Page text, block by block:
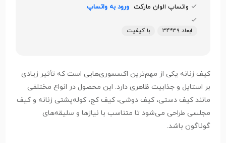
واتساپ الوان مارکت ورود به واتساپ
ابعاد 39*34 با کیفیت
کیف زنانه یکی از مهم‌ترین اکسسوری‌هایی است که تأثیر زیادی
بر استایل و جذابیت ظاهری دارد. این محصول در انواع مختلفی
مانند کیف دستی، کیف دوشی، کیف کج، کوله‌پشتی زنانه و کیف
مجلسی طراحی می‌شود تا متناسب با نیازها و سلیقه‌های
گوناگون باشد.